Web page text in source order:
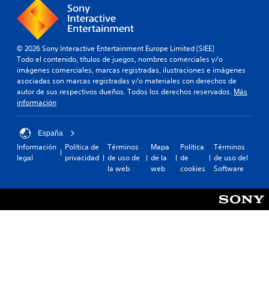
© 2026 Sony Interactive Entertainment Europe Limited (SIEE)
Todo el contenido, títulos de juegos, nombres comerciales y/o
imágenes comerciales, marcas registradas, ilustraciones e imágenes
asociadas son marcas registradas y/o materiales con derechos de
autor de sus respectivos dueños. Todos los derechos reservados. Más
información
España
Información
legal
Política de
privacidad
Términos
de uso de
la web
Mapa
de la
web
Política
de
cookies
Términos
de uso del
Software